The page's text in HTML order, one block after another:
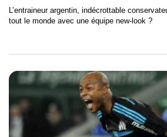
L’entraineur argentin, indécrottable
tout le monde avec une équipe new-look ?